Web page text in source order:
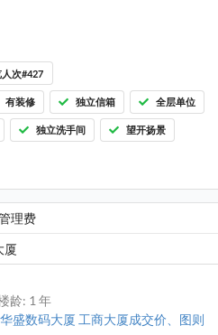
次#427
有装修 独立信箱 全层单位
独立洗手间 望开扬景
理费
厦
龄: 1 年
盛数码大厦 工商大厦成交价、图则